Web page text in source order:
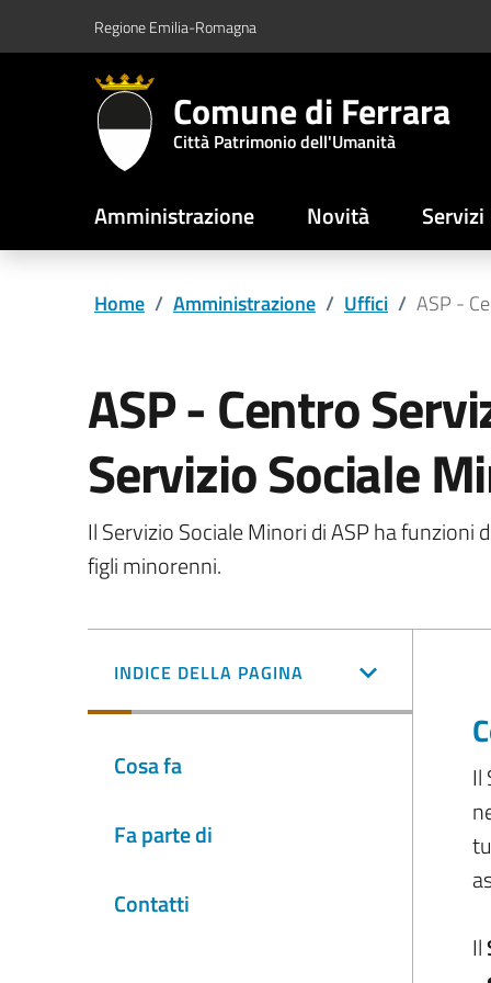
Vai al contenuto principale
Vai al footerRegione Emilia-Romagna
Comune di Ferrara
Città Patrimonio dell'Umanità
Amministrazione Novità Servizi
Home / Amministrazione / Uffici / ASP -
ASP - Centro
Servizio Sociale
Il Servizio Sociale Minori di ASP ha funzioni
figli minorenni.
INDICE DELLA PAGINA
Cosa fa
Fa parte di
Contatti
Il
Il